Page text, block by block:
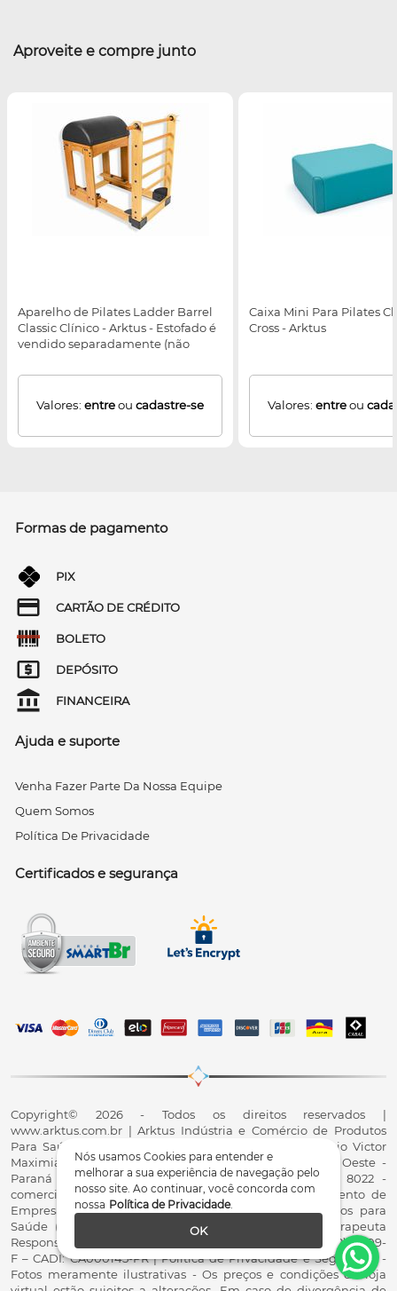
Nós usamos Cookies para entender e
melhorar a sua experiência de navegação pelo
nosso site. Ao continuar, você concorda com
nossa Política de Privacidade.
OK
Aproveite e compre junto
Aparelho de Pilates Ladder Barrel
Classic Clínico - Arktus - Estofado é
vendido separadamente (não
Valores: entreou cadastre-se
Caixa Mini Para Pilates
Cross - Arktus
Valores: entreou
Formas de pagamento
PIX
CARTÃO DE CRÉDITO
BOLETO
DEPÓSITO
FINANCEIRA
Ajuda e suporte
Venha Fazer Parte Da Nossa Equipe
Quem Somos
Política De Privacidade
Certificados e segurança
Copyright© 2026 - Todos os direitos reservados |
www.arktus.com.br | Arktus Indústria e Comércio de Produtos
Para Saúde Ltda | CNPJ: 01.417.367/0001-78 | R. Antônio Victor
Maximiano, 107, Parque Industrial II, Santa Tereza do Oeste -
Paraná - CEP 85825-900 - Fale conosco: 0800 200 8022 -
comercial@arktus.com.br | Autorização de Funcionamento de
Empresa - AFE/ANVISA - Para Fabricação de Produtos para
Saúde (Correlatos): 8.02.844-5 (UX418X102741) - Fisioterapeuta
Responsável Técnico Dr. Alex Fernando Zani - Crefito8(PR): 8409-
F – CADI: CA000145-PR | Política de Privacidade e Segurança -
Fotos meramente ilustrativas - Os preços e condições da loja